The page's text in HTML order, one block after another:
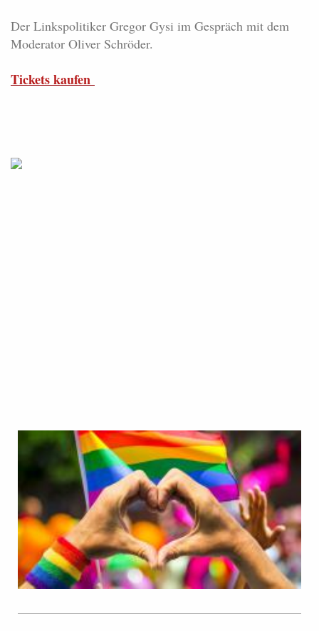
Der Linkspolitiker Gregor Gysi im Gespräch mit dem
Moderator Oliver Schröder.
Tickets kaufen